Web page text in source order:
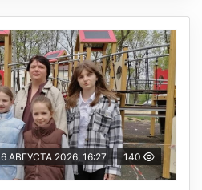
6 АВГУСТА 2026, 16:27 140